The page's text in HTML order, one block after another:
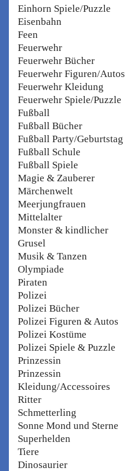
Einhorn Spiele/Puzzle
Eisenbahn
Feen
Feuerwehr
Feuerwehr Bücher
Feuerwehr Figuren/Autos
Feuerwehr Kleidung
Feuerwehr Spiele/Puzzle
Fußball
Fußball Bücher
Fußball Party/Geburtstag
Fußball Schule
Fußball Spiele
Magie & Zauberer
Märchenwelt
Meerjungfrauen
Mittelalter
Monster & kindlicher
Grusel
Musik & Tanzen
Olympiade
Piraten
Polizei
Polizei Bücher
Polizei Figuren & Autos
Polizei Kostüme
Polizei Spiele & Puzzle
Prinzessin
Prinzessin
Kleidung/Accessoires
Ritter
Schmetterling
Sonne Mond und Sterne
Superhelden
Tiere
Dinosaurier